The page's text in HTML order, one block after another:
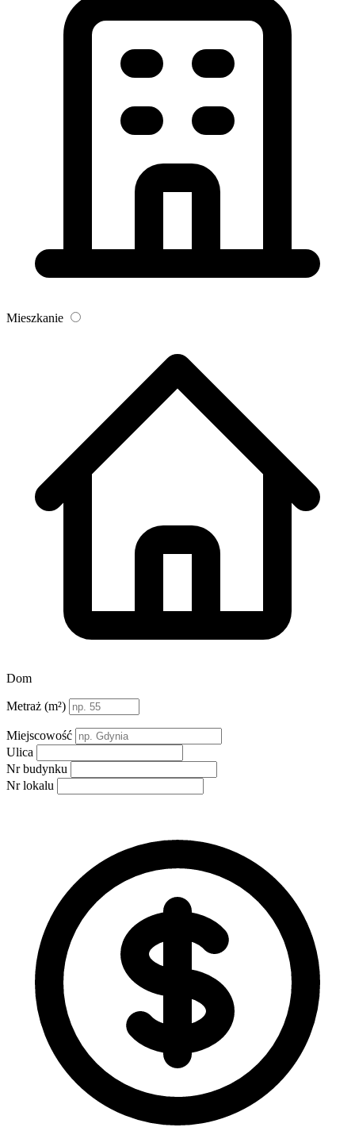
Mieszkanie
Dom
Metraż (m²)
Miejscowość
Ulica
Nr budynku
Nr lokalu